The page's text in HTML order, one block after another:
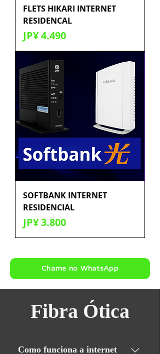
FLETS HIKARI INTERNET
RESIDENCAL
Preço
JP¥ 4.490
SOFTBANK INTERNET
RESIDENCIAL
Preço
JP¥ 3.800
Chame no WhatsApp
Fibra Ótica
Como funciona a internet